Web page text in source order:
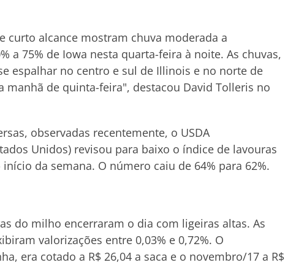
curto alcance mostram chuva moderada a
a 75% de Iowa nesta quarta-feira à noite. As chuvas,
espalhar no centro e sul de Illinois e no norte de
de quinta-feira", destacou David Tolleris no
observadas recentemente, o USDA
Unidos) revisou para baixo o índice de lavouras
da semana. O número caiu de 64% para 62%.
do milho encerraram o dia com ligeiras altas. As
valorizações entre 0,03% e 0,72%. O
era cotado a R$ 26,04 a saca e o novembro/17 a R$